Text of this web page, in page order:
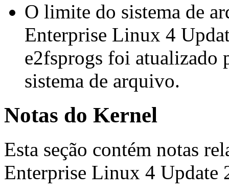
O limite do sistema de
Enterprise Linux 4
e2fsprogs foi atualizado
sistema de arquivo.
Notas do Kernel
Esta seção contém notas
Enterprise Linux 4 Update